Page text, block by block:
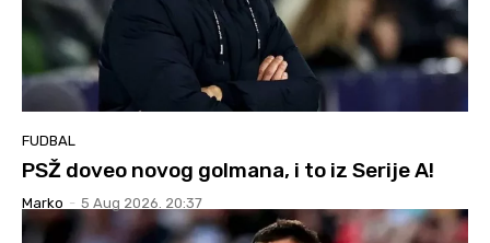
FUDBAL
PSŽ doveo novog golmana, i to iz Serije A!
Marko - 5 Aug 2026. 20:37